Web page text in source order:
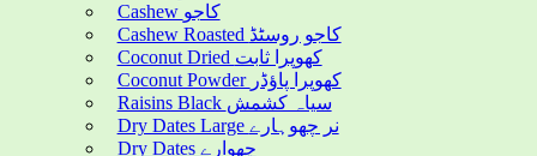
Cashew کاجو
Cashew Roasted کاجو روسٹڈ
Coconut Dried کھوپرا ثابت
Coconut Powder کھوپرا پاؤڈر
Raisins Black سیاہ کشمش
Dry Dates Large نر چھوہارے
Dry Dates چھوارے